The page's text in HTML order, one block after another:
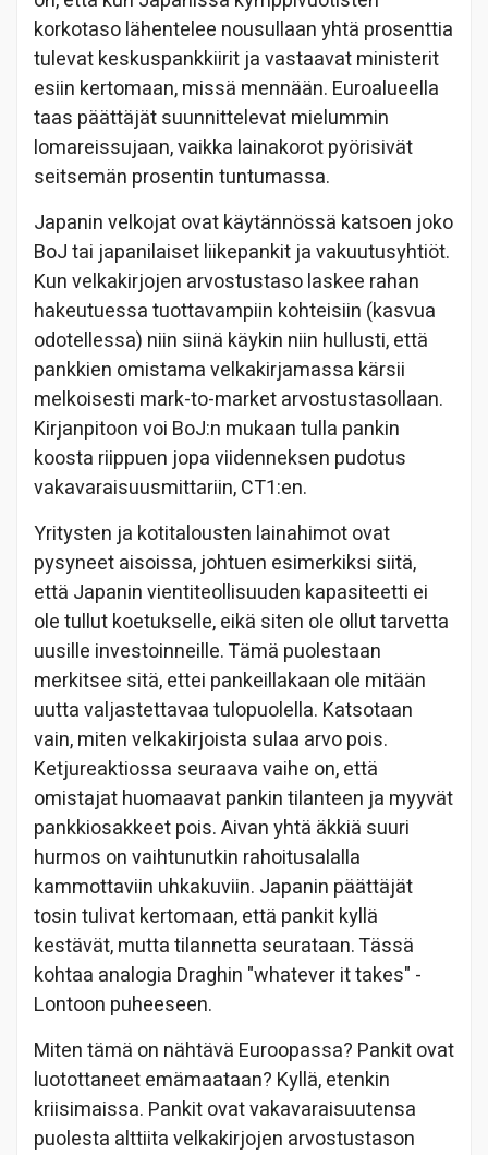
korkotaso lähentelee nousullaan yhtä prosenttia
tulevat keskuspankkiirit ja vastaavat ministerit
esiin kertomaan, missä mennään. Euroalueella
taas päättäjät suunnittelevat mielummin
lomareissujaan, vaikka lainakorot pyörisivät
seitsemän prosentin tuntumassa.
Japanin velkojat ovat käytännössä katsoen joko
BoJ tai japanilaiset liikepankit ja vakuutusyhtiöt.
Kun velkakirjojen arvostustaso laskee rahan
hakeutuessa tuottavampiin kohteisiin (kasvua
odotellessa) niin siinä käykin niin hullusti, että
pankkien omistama velkakirjamassa kärsii
melkoisesti mark-to-market arvostustasollaan.
Kirjanpitoon voi BoJ:n mukaan tulla pankin
koosta riippuen jopa viidenneksen pudotus
vakavaraisuusmittariin, CT1:en.
Yritysten ja kotitalousten lainahimot ovat
pysyneet aisoissa, johtuen esimerkiksi siitä,
että Japanin vientiteollisuuden kapasiteetti ei
ole tullut koetukselle, eikä siten ole ollut tarvetta
uusille investoinneille. Tämä puolestaan
merkitsee sitä, ettei pankeillakaan ole mitään
uutta valjastettavaa tulopuolella. Katsotaan
vain, miten velkakirjoista sulaa arvo pois.
Ketjureaktiossa seuraava vaihe on, että
omistajat huomaavat pankin tilanteen ja myyvät
pankkiosakkeet pois. Aivan yhtä äkkiä suuri
hurmos on vaihtunutkin rahoitusalalla
kammottaviin uhkakuviin. Japanin päättäjät
tosin tulivat kertomaan, että pankit kyllä
kestävät, mutta tilannetta seurataan. Tässä
kohtaa analogia Draghin "whatever it takes" -
Lontoon puheeseen.
Miten tämä on nähtävä Euroopassa? Pankit ovat
luotottaneet emämaataan? Kyllä, etenkin
kriisimaissa. Pankit ovat vakavaraisuutensa
puolesta alttiita velkakirjojen arvostustason